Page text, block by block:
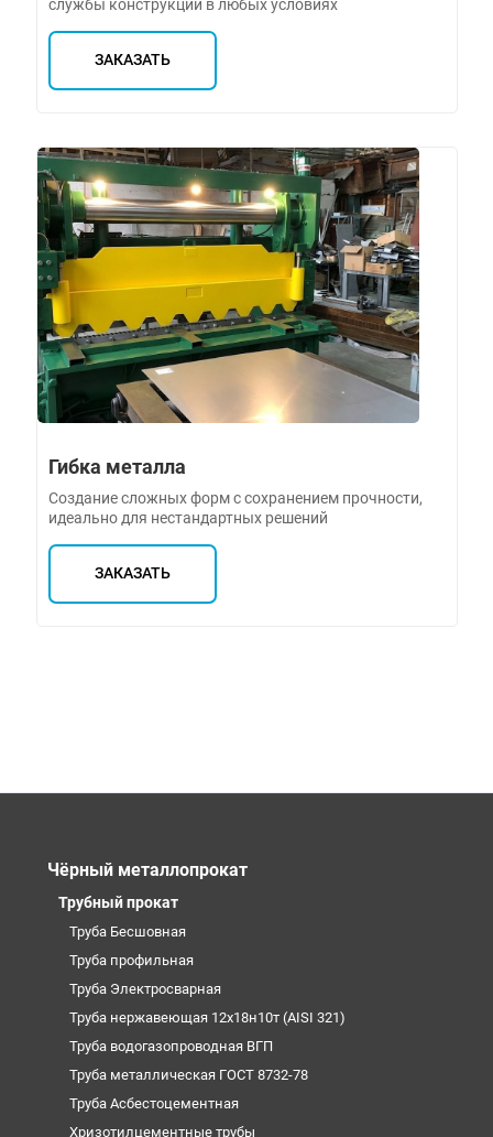
службы конструкций в любых условиях
ЗАКАЗАТЬ
Гибка металла
Создание сложных форм с сохранением прочности,
идеально для нестандартных решений
ЗАКАЗАТЬ
Чёрный металлопрокат
Трубный прокат
Труба Бесшовная
Труба профильная
Труба Электросварная
Труба нержавеющая 12х18н10т (AISI 321)
Труба водогазопроводная ВГП
Труба металлическая ГОСТ 8732-78
Труба Асбестоцементная
Хризотилцементные трубы